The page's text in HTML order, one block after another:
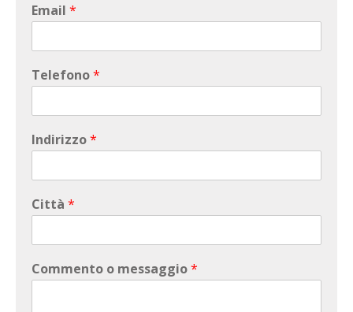
Email *
Telefono*
Indirizzo*
Città *
Commento o messaggio*